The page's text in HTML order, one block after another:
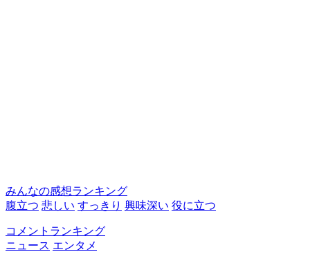
みんなの感想ランキング
腹立つ 悲しい すっきり 興味深い 役に立つ
コメントランキング
ニュース エンタメ